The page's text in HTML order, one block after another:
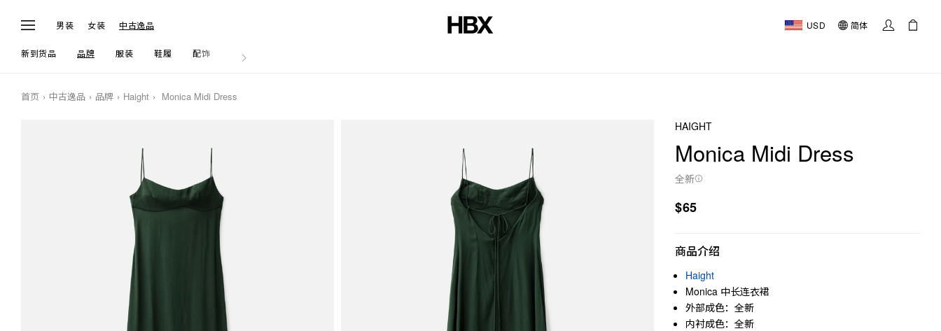
男装 女装 中古逸品 USD 简体
新到货品 品牌 服装 鞋履 配饰 生活
首页 中古逸品 品牌 Haight Monica Midi Dress
HAIGHT
Monica Midi Dress
全新
$65
商品介绍
Haight
Monica 中长连衣裙
外部成色：全新
内衬成色：全新